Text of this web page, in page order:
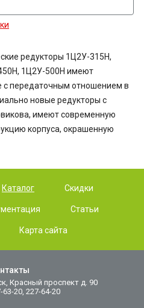
редукторы 1Ц2У-315Н,
1Ц2У-500Н имеют
с передаточным отношением в
новые редукторы с
имеют современную
корпуса, окрашенную
Каталог Скидки
Статьи
Карта сайта
Красный проспект д. 90
63-20, 227-64-20